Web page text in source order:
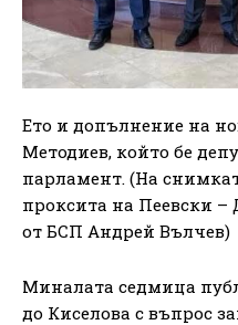
Ето и допълнение на
Методиев, който бе
парламент. (На
проксита на Пеевски
от БСП Андрей Вълчев)
Миналата седмица
до Киселова с въпрос